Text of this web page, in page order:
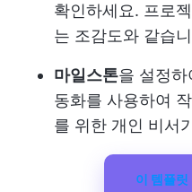
확인하세요. 프로
는 조감도와 같습
마일스톤을 설정
동화를 사용하여
를 위한 개인 비서
이 템플릿